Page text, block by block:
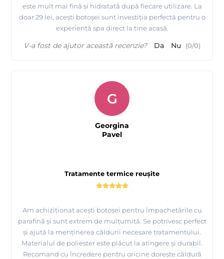
este mult mai fină și hidratată după fiecare utilizare. La
doar 29 lei, acești botoșei sunt investiția perfectă pentru o
experiență spa direct la tine acasă.
V-a fost de ajutor această recenzie? Da Nu (0/0)
Tratamente termice reușite
Am achiziționat acești botoșei pentru împachetările cu
parafină și sunt extrem de mulțumită. Se potrivesc perfect
și ajută la menținerea căldurii necesare tratamentului.
Materialul de poliester este plăcut la atingere și durabil.
Recomand cu încredere pentru oricine dorește căldură
G
Georgina
Pavel